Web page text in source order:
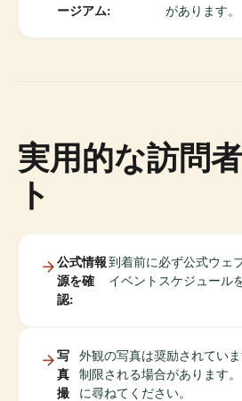
ージアム:
があります。
実用的な訪問
ト
公式情報
源を確
認:
到着前に必ず公式ウェ
イベントスケジュール
写
真
撮
外観の写真は奨励されてい
制限される場合があります
に尋ねてください。